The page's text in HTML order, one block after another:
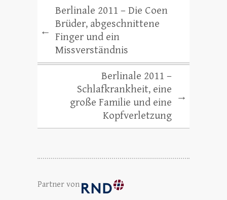
←
Berlinale 2011 – Die Coen
Brüder, abgeschnittene
Finger und ein
Missverständnis
Berlinale 2011 –
Schlafkrankheit, eine
große Familie und eine
Kopfverletzung
→
Partner von